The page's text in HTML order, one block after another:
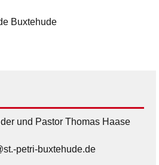
Buxtehude
und Pastor Thomas Haase
petri-buxtehude.de